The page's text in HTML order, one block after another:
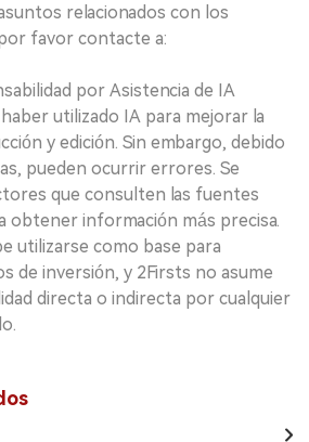
relacionados con los
favor contacte a:
por Asistencia de IA
utilizado IA para mejorar la
y edición. Sin embargo, debido
pueden ocurrir errores. Se
que consulten las fuentes
obtener información más precisa.
utilizarse como base para
de inversión, y 2Firsts no asume
directa o indirecta por cualquier